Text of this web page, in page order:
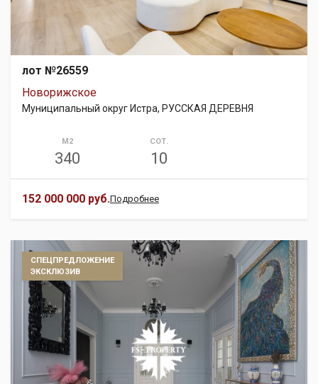
лот №26559
Новорижское
Муниципальный округ Истра, РУССКАЯ ДЕРЕВНЯ
М2
340
СОТ.
10
152 000 000 руб.Подробнее
СПЕЦПРЕДЛОЖЕНИЕ
ЭКСКЛЮЗИВ